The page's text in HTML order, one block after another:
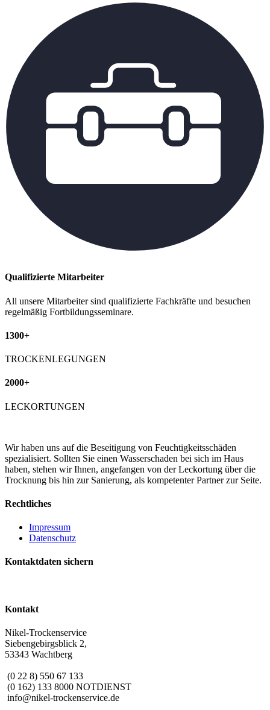
Qualifizierte Mitarbeiter
All unsere Mitarbeiter sind qualifizierte Fachkräfte und besuchen
regelmäßig Fortbildungsseminare.
1300+
TROCKENLEGUNGEN
2000+
LECKORTUNGEN
Wir haben uns auf die Beseitigung von Feuchtigkeitsschäden
spezialisiert. Sollten Sie einen Wasserschaden bei sich im Haus
haben, stehen wir Ihnen, angefangen von der Leckortung über die
Trocknung bis hin zur Sanierung, als kompetenter Partner zur Seite.
Rechtliches
Impressum
Datenschutz
Kontaktdaten sichern
Kontakt
Nikel-Trockenservice
Siebengebirgsblick 2,
53343 Wachtberg
(0 22 8) 550 67 133
(0 162) 133 8000 NOTDIENST
info@nikel-trockenservice.de